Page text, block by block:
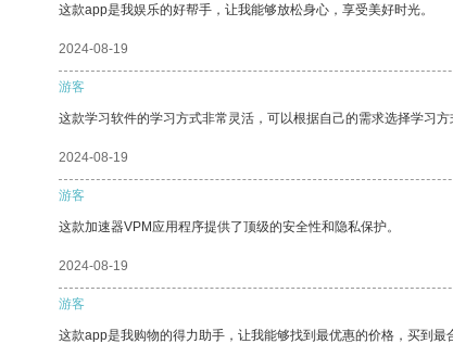
这款app是我娱乐的好帮手，让我能够放松身心，享受美好时光。
2024-08-19
游客
这款学习软件的学习方式非常灵活，可以根据自己的需求选择学习
2024-08-19
游客
这款加速器VPM应用程序提供了顶级的安全性和隐私保护。
2024-08-19
游客
这款app是我购物的得力助手，让我能够找到最优惠的价格，买到最